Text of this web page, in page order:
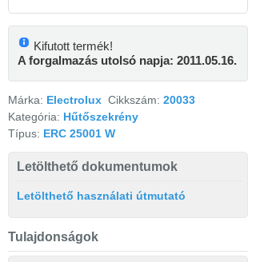
Kifutott termék!
A forgalmazás utolsó napja: 2011.05.16.
Márka: Electrolux Cikkszám: 20033
Kategória: Hűtőszekrény
Típus: ERC 25001 W
Letölthető dokumentumok
Letölthető használati útmutató
Tulajdonságok